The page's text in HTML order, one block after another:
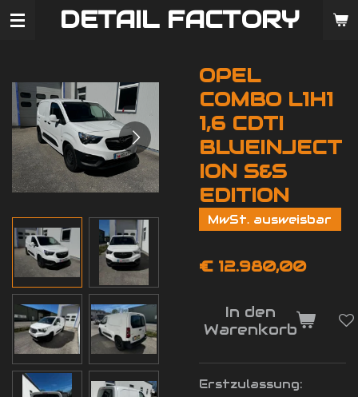
Zum
DETAIL FACTORY
OPEL
COMBO L1H1
1,6 CDTI
BLUEINJECT
ION S&S
EDITION
MwSt. ausweisbar
€ 12.980,00
In den
Warenkorb
Erstzulassung: